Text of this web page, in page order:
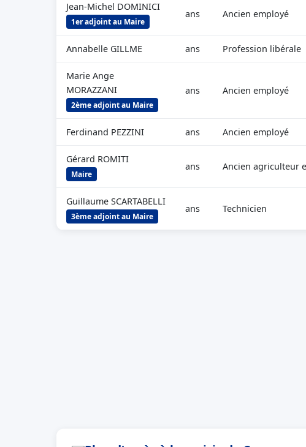
Jean-Michel DOMINICI
1er adjoint au Maire
ans Ancien employé
Annabelle GILLME ans Profession libérale
Marie Ange
MORAZZANI
2ème adjoint au Maire
ans Ancien employé
Ferdinand PEZZINI ans Ancien employé
Gérard ROMITI
Maire
ans Ancien agriculteur
Guillaume SCARTABELLI
3ème adjoint au Maire
ans Technicien